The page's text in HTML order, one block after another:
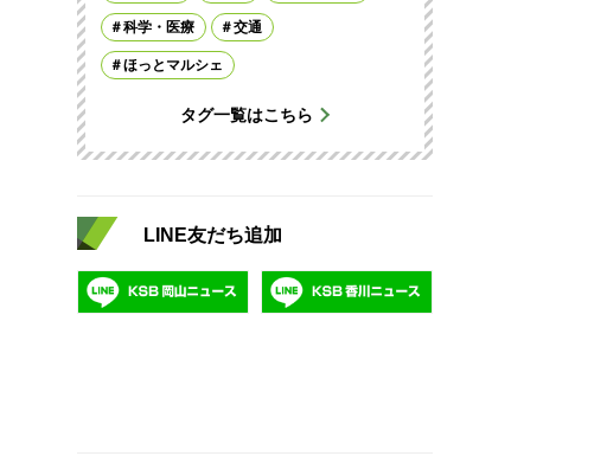
科学・医療 交通
ほっとマルシェ
タグ一覧はこちら
LINE友だち追加